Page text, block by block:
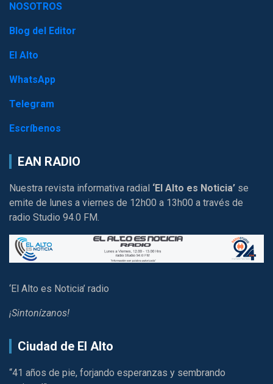
NOSOTROS
Blog del Editor
El Alto
WhatsApp
Telegram
Escríbenos
EAN RADIO
Nuestra revista informativa radial ‘El Alto es Noticia’ se
emite de lunes a viernes de 12h00 a 13h00 a través de
radio Studio 94.0 FM.
‘El Alto es Noticia’ radio
¡Sintonízanos!
Ciudad de El Alto
“41 años de pie, forjando esperanzas y sembrando